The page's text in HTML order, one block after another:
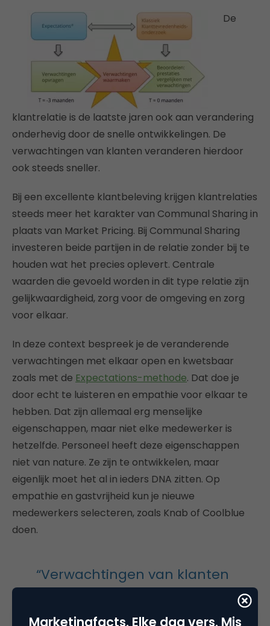
De
klantrelatie is de laatste jaren ook aan verandering
onderhevig door de snelle ontwikkelingen. De
verwachtingen van klanten veranderen hierdoor
ook steeds sneller.
Bij een excellente klantbeleving krijgen klantrelaties
steeds meer het karakter van Communal Sharing in
plaats van Market Pricing. Bij Communal Sharing
investeren beide partijen in de relatie zonder bij te
houden wat het precies oplevert. Centrale
waarden die gevoeld worden in dit type relatie zijn
gelijkwaardigheid, zorg voor de omgeving en zorg
voor elkaar.
In deze context bespreek je de veranderende
verwachtingen met elkaar open en kwetsbaar
zoals met de Expectations-methode. Dat doe je
door echt te luisteren en empathie voor elkaar te
hebben. Dat zijn allemaal erg menselijke
eigenschappen, maar niet elke medewerker is
hetzelfde. Personeel heeft deze eigenschappen
niet van nature. Ze zijn te ontwikkelen, maar
eigenlijk moet het al in ieders DNA zitten. Op
empathie en gastvrijheid kun je nieuwe
medewerkers selecteren, zoals Knab of Coolblue
doen.
“Verwachtingen van klanten
Marketingfacts. Elke dag vers. Mis